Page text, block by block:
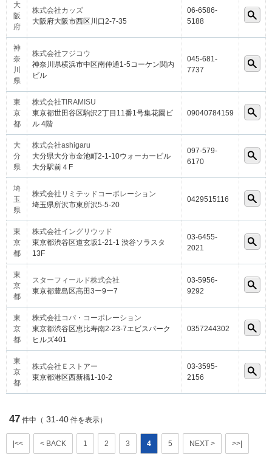
大
阪
府
株式会社カッズ
大阪府大阪市西区川口2-7-35
06-6586-
5188
神
奈
川
県
株式会社フジコウ
神奈川県横浜市中区南仲通1-5コーケン関内
ビル
045-681-
7737
東
京
都
株式会社TIRAMISU
東京都世田谷区駒沢2丁目11番1号集花園ビ
ル 4階
09040784159
大
分
県
株式会社ashigaru
大分県大分市金池町2-1-10ウォーカービル
大分駅前４F
097-579-
6170
埼
玉
県
株式会社リミテッドコーポレーション
埼玉県所沢市東所沢5-5-20
0429515116
東
京
都
株式会社イングリウッド
東京都渋谷区道玄坂1-21-1 渋谷ソラスタ
13F
03-6455-
2021
東
京
都
スターフィールド株式会社
東京都豊島区高田3ー9ー7
03-5956-
9292
東
京
都
株式会社コパ・コーポレーション
東京都渋谷区恵比寿南2-23-7エビスパーク
ヒルズ401
0357244302
東
京
都
株式会社Ｅストアー
東京都港区西新橋1-10-2
03-3595-
2156
47 件中（ 31-40 件を表示）
|<< < BACK 1 2 3 4 5 NEXT > >>|